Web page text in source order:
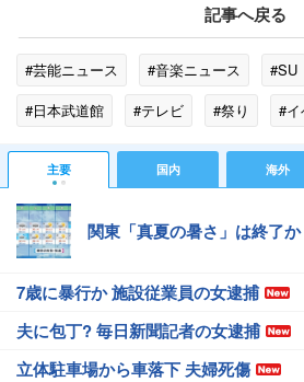
記事へ戻る
#芸能ニュース #音楽ニュース #SU
#日本武道館
#テレビ #祭り #イ
#自己紹介
#クロニクル #シャッフ
#RAINBOW
#RST #フェス
主要 国内 海外
関東「真夏の暑さ」は終了か
7歳に暴行か 施設従業員の女逮捕
夫に包丁? 毎日新聞記者の女逮捕
立体駐車場から車落下 夫婦死傷